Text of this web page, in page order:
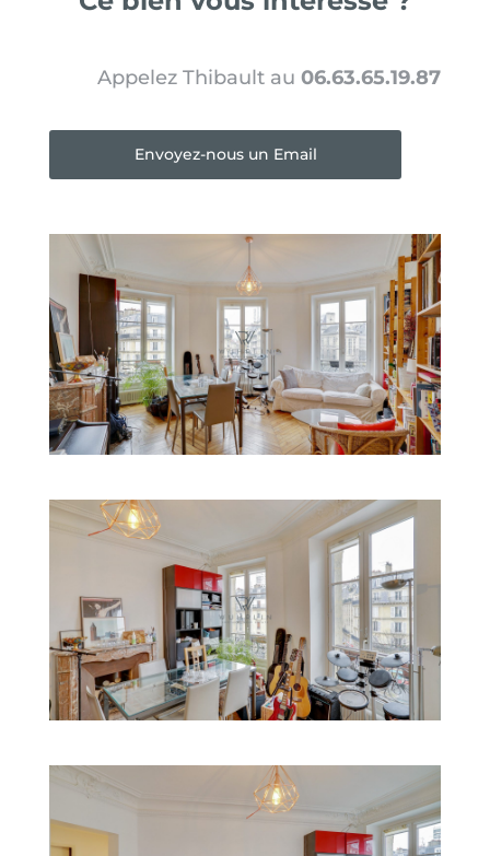
Appelez Thibault au06.63.65.19.87
Envoyez-nous un Email